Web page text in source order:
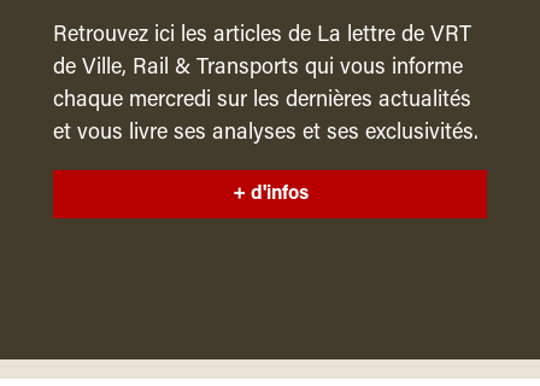
Retrouvez ici les articles de La lettre de VRT
de Ville, Rail & Transports qui vous informe
chaque mercredi sur les dernières actualités
et vous livre ses analyses et ses exclusivités.
+ d'infos